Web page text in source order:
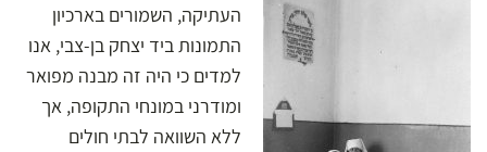
העתיקה, השמורים בארכיון
התמונות ביד יצחק בן-צבי, אנו
למדים כי היה זה מבנה מפואר
ומודרני במונחי התקופה, אך
ללא השוואה לבתי חולים